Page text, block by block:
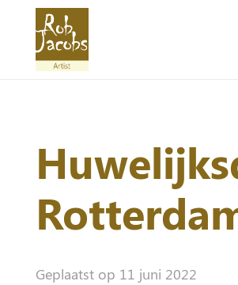
Geplaatst op 11 juni 2022